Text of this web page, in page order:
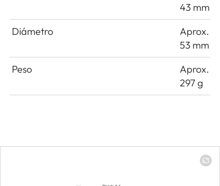
43 mm
Diámetro
Aprox.
53 mm
Peso
Aprox.
297 g